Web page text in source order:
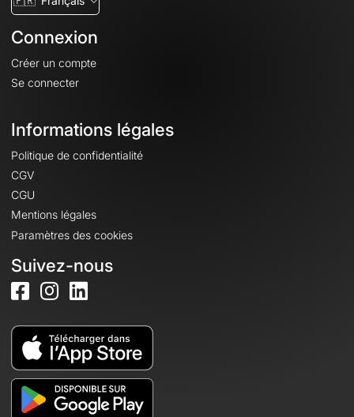
Connexion
Créer un compte
Se connecter
Informations légales
Politique de confidentialité
CGV
CGU
Mentions légales
Paramètres des cookies
Suivez-nous